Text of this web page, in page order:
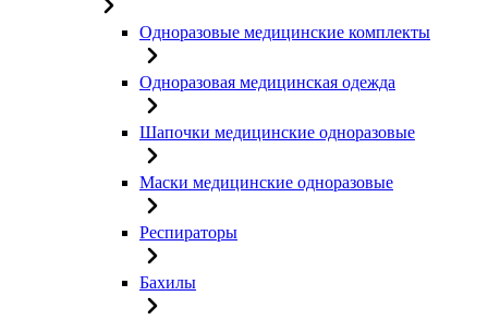
Одноразовые медицинские комплекты
Одноразовая медицинская одежда
Шапочки медицинские одноразовые
Маски медицинские одноразовые
Респираторы
Бахилы